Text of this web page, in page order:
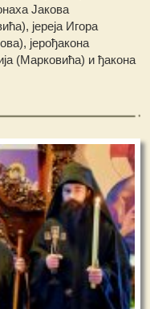
Јакова
јереја Игора
јерођакона
(Марковића) и ђакона